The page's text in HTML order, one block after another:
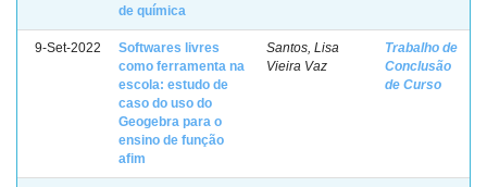
de química
9-Set-2022
Softwares livres
como ferramenta na
escola: estudo de
caso do uso do
Geogebra para o
ensino de função
afim
Santos, Lisa
Vieira Vaz
Trabalho de
Conclusão
de Curso